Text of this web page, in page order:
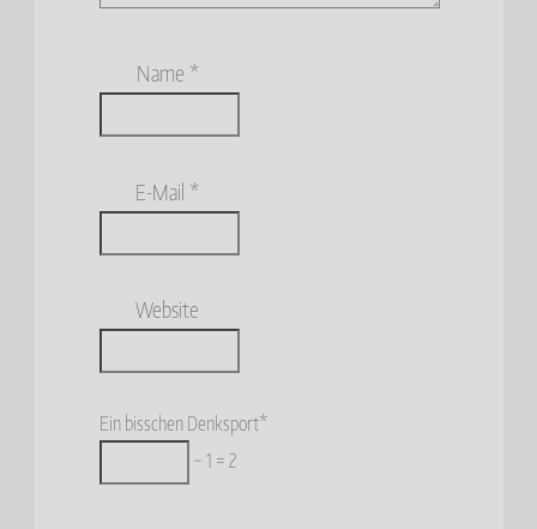
Name *
E-Mail *
Website
Ein bisschen Denksport*
− 1 = 2